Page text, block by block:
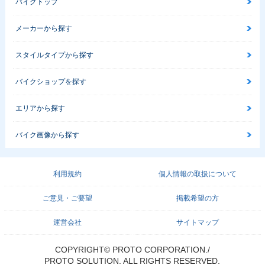
バイクトップ
メーカーから探す
スタイルタイプから探す
バイクショップを探す
エリアから探す
バイク画像から探す
利用規約 個人情報の取扱について
ご意見・ご要望 掲載希望の方
運営会社 サイトマップ
COPYRIGHT© PROTO CORPORATION./
PROTO SOLUTION. ALL RIGHTS RESERVED.